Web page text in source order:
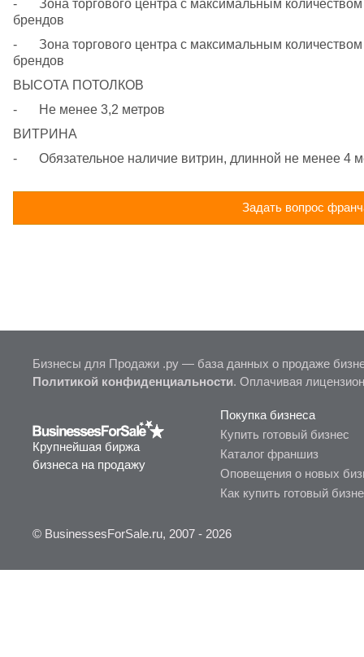
-	Зона торгового центра с максимальным количеством спортивных магазинов ведущих мировых
брендов
-	Зона торгового центра с максимальным количеством магазинов обуви ведущих мировых
брендов
ВЫСОТА ПОТОЛКОВ
-	Не менее 3,2 метров
ВИТРИНА
-	Обязательное наличие витрин, длинной не менее 4
Задать вопрос
Бизнесы для Продажи .ру — база данных о продаже
Политикой конфиденциальности. Оплачивая
Крупнейшая биржа
бизнеса на продажу
Покупка бизнеса
Купить готовый бизнес
Каталог франшиз
Оповещения о новых
Как купить готовый
© BusinessesForSale.ru, 2007 - 2026